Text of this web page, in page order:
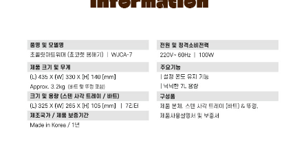
프 하세요!